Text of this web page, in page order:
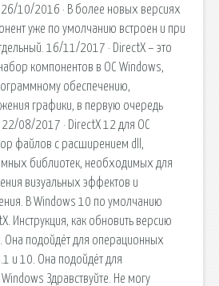
26/10/2016 · В более новых версиях
уже по умолчанию встроен и при
16/11/2017 · DirectX – это
компонентов в ОС Windows,
обеспечению,
графики, в первую очередь
08/2017 · DirectX 12 для ОС
файлов с расширением dll,
библиотек, необходимых для
визуальных эффектов и
В Windows 10 по умолчанию
Инструкция, как обновить версию
Она подойдёт для операционных
и 10. Она подойдёт для
Здравствуйте. Не могу